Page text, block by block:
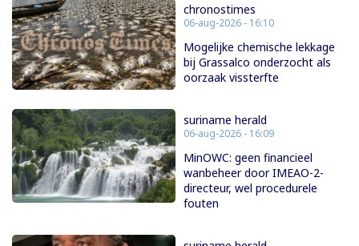
chronostimes
06-aug-2026 - 16:10
Mogelijke chemische lekkage
bij Grassalco onderzocht als
oorzaak vissterfte
suriname herald
06-aug-2026 - 16:09
MinOWC: geen financieel
wanbeheer door IMEAO-2-
directeur, wel procedurele
fouten